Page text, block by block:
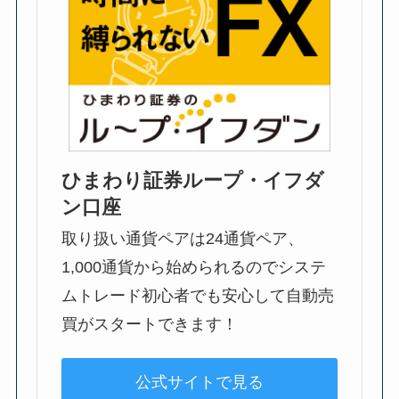
ひまわり証券ループ・イフダ
ン口座
取り扱い通貨ペアは24通貨ペア、
1,000通貨から始められるのでシステ
ムトレード初心者でも安心して自動売
買がスタートできます！
公式サイトで見る